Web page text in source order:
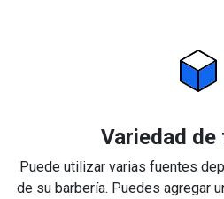
Variedad de
Puede utilizar varias fuentes
de su barbería. Puedes agregar